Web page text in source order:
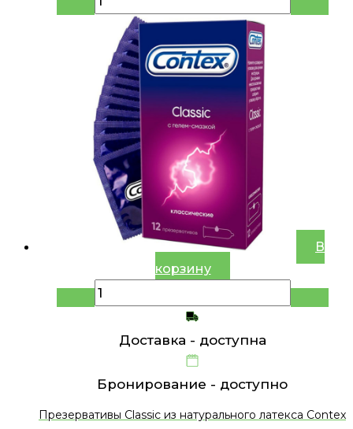
В
корзину
Доставка - доступна
Бронирование - доступно
Презервативы Classic из натурального латекса Contex